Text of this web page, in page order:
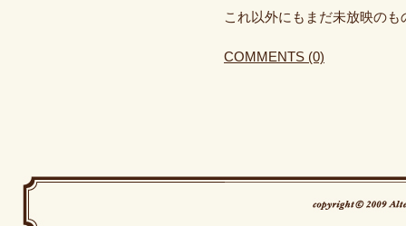
これ以外にもまだ未放映の
COMMENTS (0)